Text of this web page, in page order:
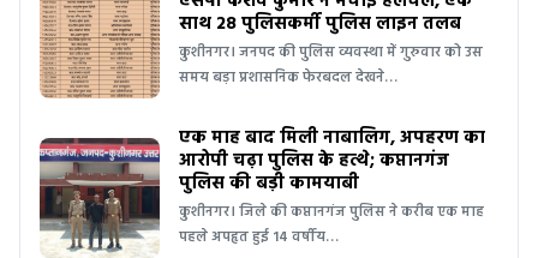
साथ 28 पुलिसकर्मी पुलिस लाइन तलब
कुशीनगर। जनपद की पुलिस व्यवस्था में गुरुवार को उस
समय बड़ा प्रशासनिक फेरबदल देखने…
एक माह बाद मिली नाबालिग, अपहरण का
आरोपी चढ़ा पुलिस के हत्थे; कप्तानगंज
पुलिस की बड़ी कामयाबी
कुशीनगर। जिले की कप्तानगंज पुलिस ने करीब एक माह
पहले अपहृत हुई 14 वर्षीय…